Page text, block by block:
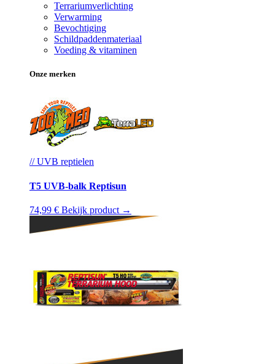
Terrariumverlichting
Verwarming
Bevochtiging
Schildpaddenmateriaal
Voeding & vitaminen
Onze merken
// UVB reptielen
T5 UVB-balk Reptisun
74,99 € Bekijk product →